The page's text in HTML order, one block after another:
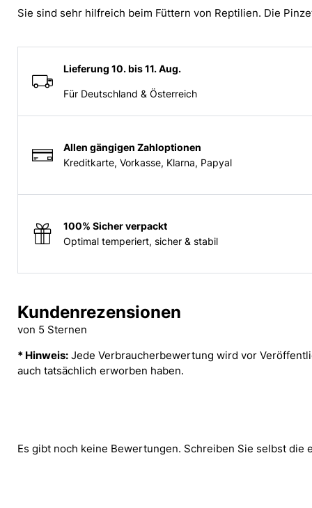
Sie sind sehr hilfreich beim Füttern von Reptilien. Die
Lieferung 10. bis 11. Aug.
Für Deutschland & Österreich
Allen gängigen Zahloptionen
Kreditkarte, Vorkasse, Klarna, Papyal
100% Sicher verpackt
Optimal temperiert, sicher & stabil
Kundenrezensionen
von 5 Sternen
* Hinweis: Jede Verbraucherbewertung wird vor
auch tatsächlich erworben haben.
Es gibt noch keine Bewertungen. Schreiben Sie selbst die